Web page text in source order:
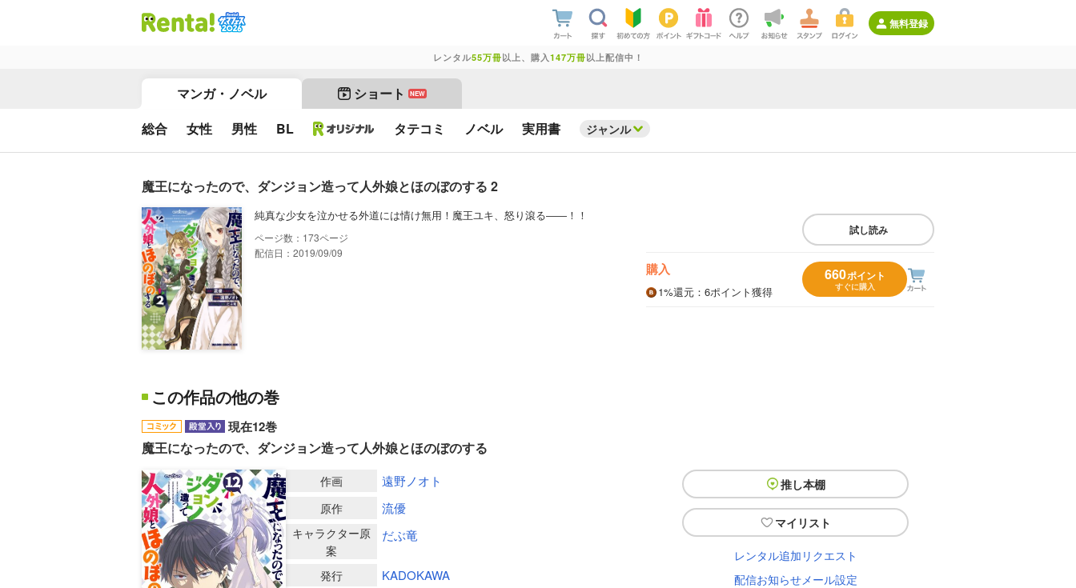
無料登録
レンタル55万冊以上、購入 147万冊以上配信中！
マンガ・ノベル ショート NEW
総合 女性 男性 BL タテコミ ノベル 実用書 ジャンル
魔王になったので、ダンジョン造って人外娘とほのぼのする 2
純真な少女を泣かせる外道には情け無用！魔王ユキ、怒り滾る――！！
173
配信日：2019/09/09
試し読み
購入
1%還元 ：6ポイント獲得
660ポイント
すぐに購入
この作品の他の巻
現在12巻
魔王になったので、ダンジョン造って人外娘とほのぼのする
推し本棚
マイリスト
レンタル追加リクエスト
配信お知らせメール設定
作画 遠野ノオト
原作 流優
キャラクター原
案
だぶ竜
発行 KADOKAWA